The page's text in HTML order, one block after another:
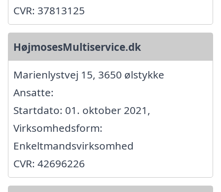
CVR: 37813125
HøjmosesMultiservice.dk
Marienlystvej 15, 3650 ølstykke
Ansatte:
Startdato: 01. oktober 2021,
Virksomhedsform:
Enkeltmandsvirksomhed
CVR: 42696226